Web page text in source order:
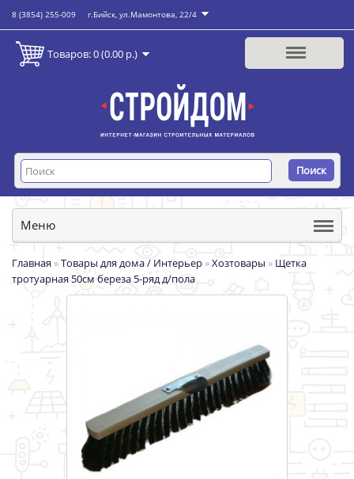
8 (3854) 255-009 г.Бийск, ул.Мамонтова, 22/4
Товаров: 0 (0.00 р.)
Поиск
Меню
Главная »Товары для дома / Интерьер »Хозтовары » Щетка
тротуарная 50см береза 5-ряд д/пола